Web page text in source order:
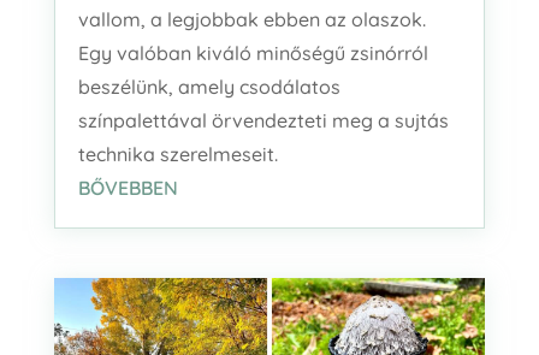
vallom, a legjobbak ebben az olaszok.
Egy valóban kiváló minőségű zsinórról
beszélünk, amely csodálatos
színpalettával örvendezteti meg a sujtás
technika szerelmeseit.
BŐVEBBEN